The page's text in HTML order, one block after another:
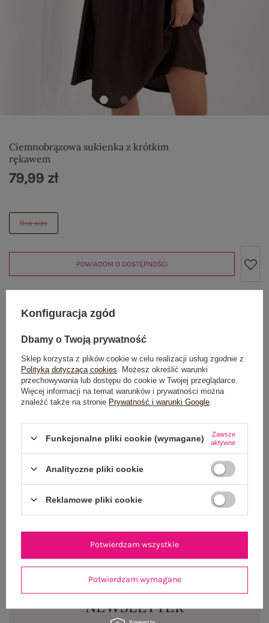
Ciemnobrązowa sukienka z krótkim
rękawem
One size
79,99 zł
POWIADOM O DOSTĘPNOŚCI
Produkt niedostępny
OPIS PRODUKTU
GŁÓWNE PARAMETRY
OPINIE O PRODUKCIE (0)
WYSYŁKA I DOSTAWA
NEWSLETTER
Konfiguracja zgód
Dbamy o Twoją prywatność
Sklep korzysta z plików cookie w celu realizacji usług zgodnie z
Polityką dotyczącą cookies . Możesz określić warunki
przechowywania lub dostępu do cookie w Twojej przeglądarce.
Więcej informacji na temat warunków i prywatności można
znaleźć także na stronie Prywatność i warunki Google
Funkcjonalne pliki cookie (wymagane)
Zawsze
aktywne
Analityczne pliki cookie
Reklamowe pliki cookie
Potwierdzam wymagane
Potwierdzam wszystkie